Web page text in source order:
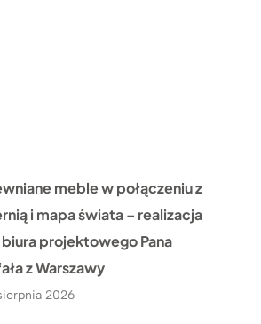
meble w połączeniu z
i mapa świata – realizacja
projektowego Pana
z Warszawy
2026